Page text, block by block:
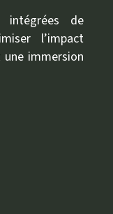
intégrées de
l’impact
immersion